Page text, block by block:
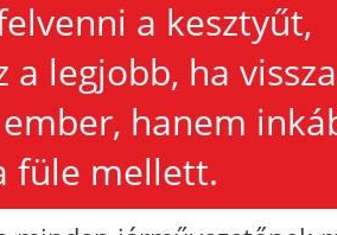
a kesztyűt,
a legjobb, ha vissza
hanem
füle mellett.